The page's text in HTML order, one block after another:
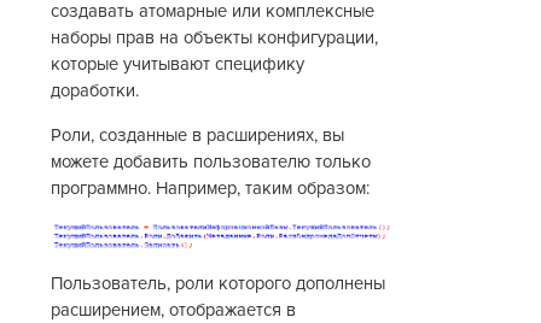
создавать атомарные или комплексные
наборы прав на объекты конфигурации,
которые учитывают специфику
доработки.
Роли, созданные в расширениях, вы
можете добавить пользователю только
программно. Например, таким образом:
Пользователь, роли которого дополнены
расширением, отображается в